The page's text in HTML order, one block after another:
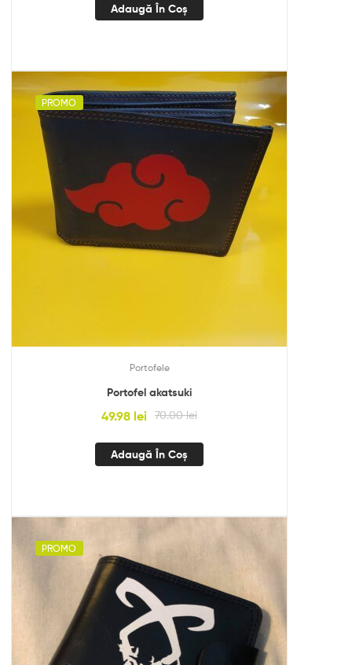
Adaugă În Coș
PROMO
Portofele
Portofel akatsuki
70.00lei
49.98 lei
Adaugă În Coș
PROMO